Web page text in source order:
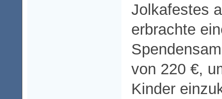
Jolkafestes
erbrachte
von 220 €,
Kinder